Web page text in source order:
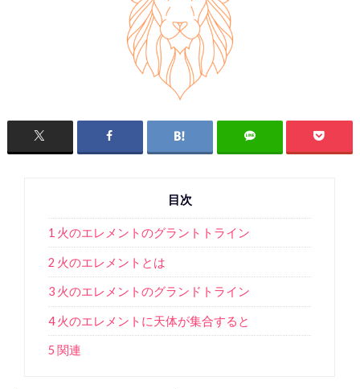
目次
1 火のエレメントのグラントトライン
2 火のエレメントとは
3 火のエレメントのグランドトライン
4 火のエレメントに天体が集合すると
5 関連